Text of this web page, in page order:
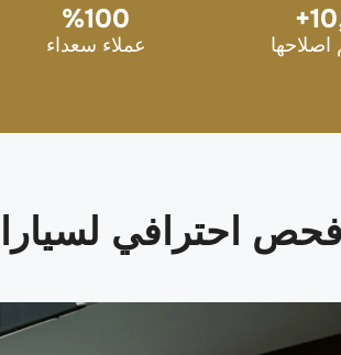
+
100
%
عملاء سعداء
فحص احترافي